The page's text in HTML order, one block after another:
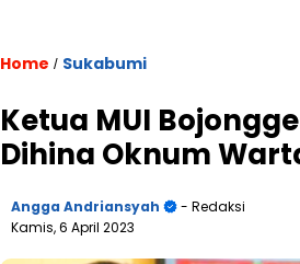
Home / Sukabumi
Ketua MUI
Dihina Oknum
Angga Andriansyah
- Redaksi
Kamis, 6 April 2023